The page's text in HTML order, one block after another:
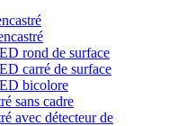
rond de surface
carré de surface
bicolore
sans cadre
avec détecteur de